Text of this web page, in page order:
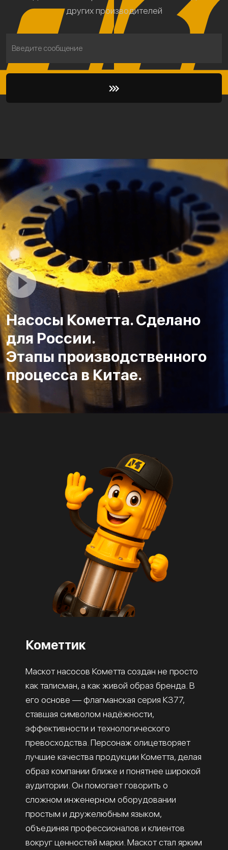
других производителей
Введите сообщение
Насосы Кометта. Сделано
для России.
Этапы производственного
процесса в Китае.
Кометтик
Маскот насосов Кометта создан не просто
как талисман, а как живой образ бренда. В
его основе — флагманская серия К377,
ставшая символом надёжности,
эффективности и технологического
превосходства. Персонаж олицетворяет
лучшие качества продукции Кометта, делая
образ компании ближе и понятнее широкой
аудитории. Он помогает говорить о
сложном инженерном оборудовании
простым и дружелюбным языком,
объединяя профессионалов и клиентов
вокруг ценностей марки. Маскот стал ярким